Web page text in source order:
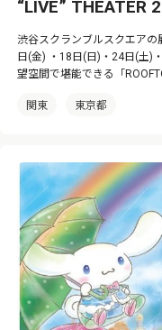
“LIVE” THEATER
渋谷スクランブルスクエアの
日(金) ・18日(日)・24日(土
望空間で堪能できる「
関東 東京都